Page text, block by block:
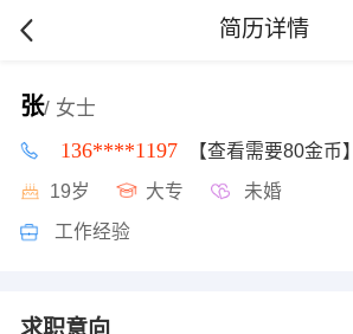
简历详情
张/ 女士
136****1197 【查看需要80金币】
19岁 大专 未婚
工作经验